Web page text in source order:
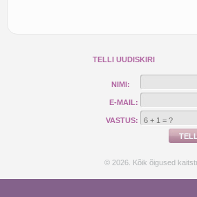
TELLI UUDISKIRI
NIMI:
E-MAIL:
VASTUS:
© 2026. Kõik õigused